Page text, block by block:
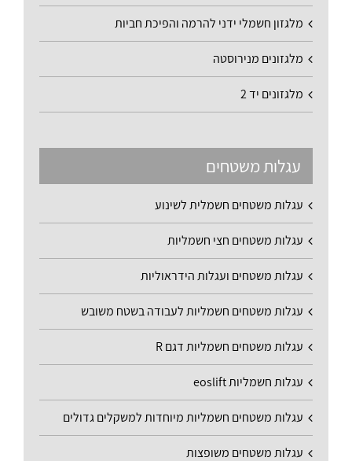
מלגזון חשמלי ידני להרמה והפיכת חביות
מלגזונים מנירוסטה
מלגזונים יד 2
עגלות משטחים
עגלות משטחים חשמלית לשינוע
עגלות משטחים חצי חשמליות
עגלות משטחים ועגלות הידראוליות
עגלות משטחים חשמליות לעבודה בשטח משובש
עגלות משטחים חשמליות דגם R
עגלות חשמליות eoslift
עגלות משטחים חשמליות מיוחדות למשקלים גדולים
עגלות משטחים משופצות